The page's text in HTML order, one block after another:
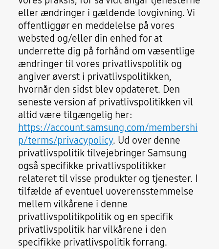
eller ændringer i gældende lovgivning. Vi
offentliggør en meddelelse på vores
websted og/eller din enhed for at
underrette dig på forhånd om væsentlige
ændringer til vores privatlivspolitik og
angiver øverst i privatlivspolitikken,
hvornår den sidst blev opdateret. Den
seneste version af privatlivspolitikken vil
altid være tilgængelig her:
https://account.samsung.com/membershi
p/terms/privacypolicy. Ud over denne
privatlivspolitik tilvejebringer Samsung
også specifikke privatlivspolitikker
relateret til visse produkter og tjenester. I
tilfælde af eventuel uoverensstemmelse
mellem vilkårene i denne
privatlivspolitikpolitik og en specifik
privatlivspolitik har vilkårene i den
specifikke privatlivspolitik forrang.